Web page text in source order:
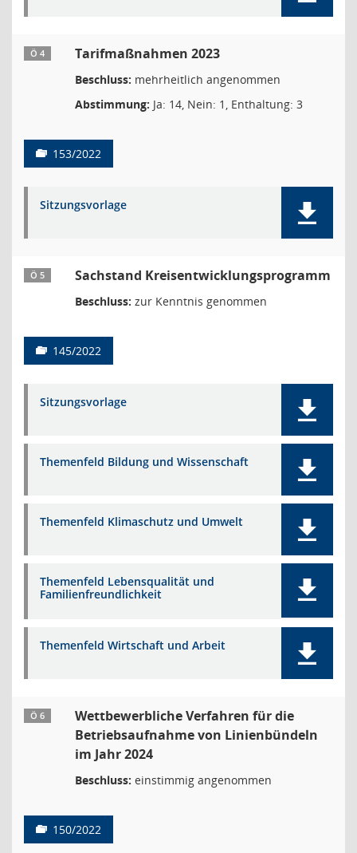
Ö 4 Tarifmaßnahmen 2023
Beschluss: mehrheitlich angenommen
Abstimmung: Ja: 14, Nein: 1, Enthaltung: 3
153/2022
Sitzungsvorlage
Ö 5 Sachstand Kreisentwicklungsprogramm
Beschluss: zur Kenntnis genommen
145/2022
Sitzungsvorlage
Themenfeld Bildung und Wissenschaft
Themenfeld Klimaschutz und Umwelt
Themenfeld Lebensqualität und
Familienfreundlichkeit
Themenfeld Wirtschaft und Arbeit
Ö 6
Wettbewerbliche Verfahren für die
Betriebsaufnahme von Linienbündeln
im Jahr 2024
Beschluss: einstimmig angenommen
150/2022